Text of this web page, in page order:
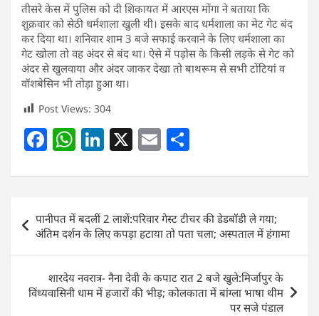
तीसरे केस में पुलिस को दी शिकायत में आरएस मोंगा ने बताया कि
शुक्रवार को सेठी धर्मशाला खुली थी। इसके बाद धर्मशाला का मेट गेट बंद
कर दिया था। शनिवार शाम 3 बजे सफाई करवाने के लिए धर्मशाला का
गेट खोला तो वह अंदर से बंद था। ऐसे में पड़ोस के किसी लड़के से गेट को
अंदर से खुलवाया और अंदर जाकर देखा तो बाथरूम से सभी टोंटियां व
वॉशबेसिन भी तोड़ा हुआ था।
Post Views: 304
F
c
e
b
o
o
k
W
at
s
A
p
p
Li
k
e
dI
n
X E
ai
l
ar
e
navigation
पानीपत में बदलीं 2 लाशें:परिवार गेस्ट टीचर की डेडबॉडी ले गया;
अंतिम दर्शन के लिए कपड़ा हटाया तो पता चला; अस्पताल में हंगामा
शारदेय नवरात्र- नैना देवी के कपाट रात 2 बजे खुले:मिर्जापुर के
विंध्यवासिनी धाम में हजारों की भीड़; कोलकाता में बांग्ला भाषा थीम
पर सजे पंडाल